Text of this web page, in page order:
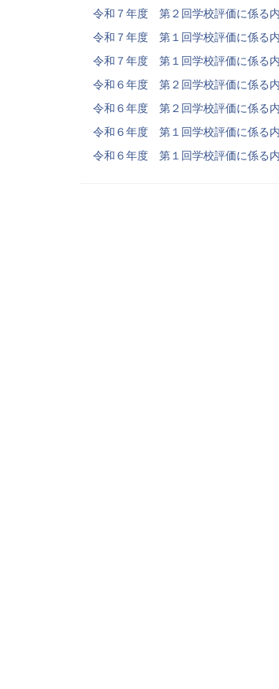
令和７年度 第２回学校評価に係る
令和７年度 第１回学校評価に係る
令和７年度 第１回学校評価に係る
令和６年度 第２回学校評価に係る
令和６年度 第２回学校評価に係る
令和６年度 第１回学校評価に係る
令和６年度 第１回学校評価に係る